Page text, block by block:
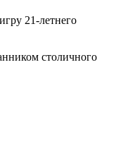
21-летнего
столичного